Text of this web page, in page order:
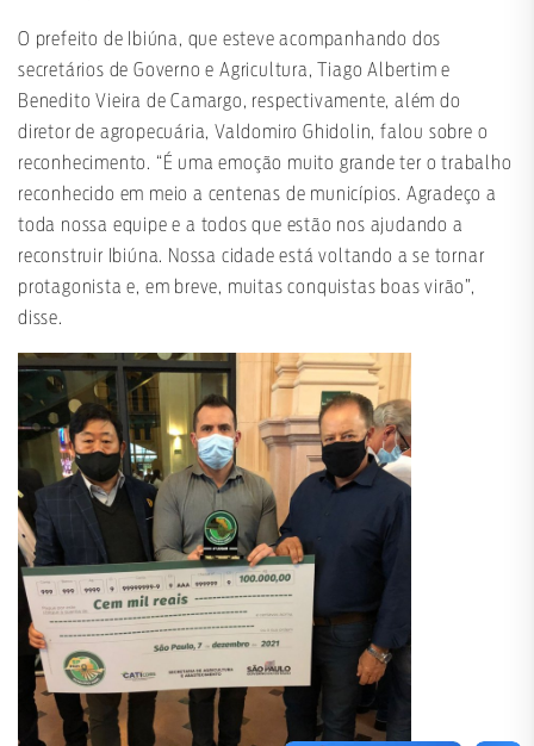
O prefeito de Ibiúna, que esteve acompanhando dos
secretários de Governo e Agricultura, Tiago Albertim e
Benedito Vieira de Camargo, respectivamente, além do
diretor de agropecuária, Valdomiro Ghidolin, falou sobre o
reconhecimento. “É uma emoção muito grande ter o trabalho
reconhecido em meio a centenas de municípios. Agradeço a
toda nossa equipe e a todos que estão nos ajudando a
reconstruir Ibiúna. Nossa cidade está voltando a se tornar
protagonista e, em breve, muitas conquistas boas virão”,
disse.